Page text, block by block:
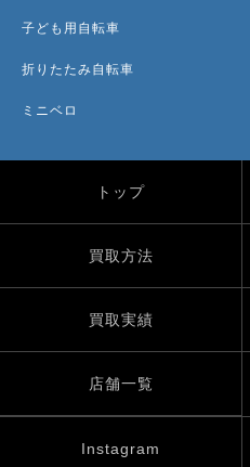
子ども用自転車
折りたたみ自転車
ミニベロ
トップ
買取方法
買取実績
店舗一覧
Instagram